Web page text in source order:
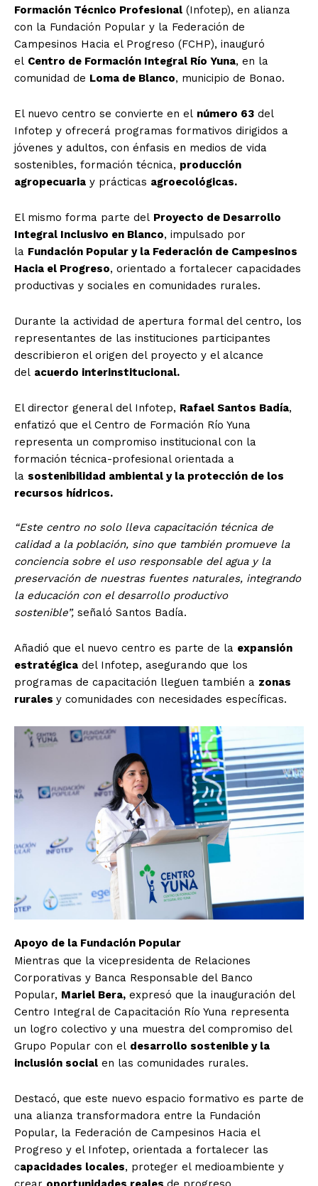
Formación Técnico Profesional (Infotep), en alianza
con la Fundación Popular y la Federación de
Campesinos Hacia el Progreso (FCHP), inauguró
el Centro de Formación Integral Río Yuna, en la
comunidad de Loma de Blanco, municipio de Bonao.
El nuevo centro se convierte en el número 63 del
Infotep y ofrecerá programas formativos dirigidos a
jóvenes y adultos, con énfasis en medios de vida
sostenibles, formación técnica, producción
agropecuaria y prácticas agroecológicas.
El mismo forma parte del Proyecto de Desarrollo
Integral Inclusivo en Blanco, impulsado por
la Fundación Popular y la Federación de Campesinos
Hacia el Progreso, orientado a fortalecer capacidades
productivas y sociales en comunidades rurales.
Durante la actividad de apertura formal del centro, los
representantes de las instituciones participantes
describieron el origen del proyecto y el alcance
del acuerdo interinstitucional.
El director general del Infotep, Rafael Santos Badía,
enfatizó que el Centro de Formación Río Yuna
representa un compromiso institucional con la
formación técnica-profesional orientada a
la sostenibilidad ambiental y la protección de los
recursos hídricos.
“Este centro no solo lleva capacitación técnica de
calidad a la población, sino que también promueve la
conciencia sobre el uso responsable del agua y la
preservación de nuestras fuentes naturales, integrando
la educación con el desarrollo productivo
sostenible”, señaló Santos Badía.
Añadió que el nuevo centro es parte de la expansión
estratégica del Infotep, asegurando que los
programas de capacitación lleguen también a zonas
rurales y comunidades con necesidades específicas.
Apoyo de la Fundación Popular
Mientras que la vicepresidenta de Relaciones
Corporativas y Banca Responsable del Banco
Popular, Mariel Bera, expresó que la inauguración del
Centro Integral de Capacitación Río Yuna representa
un logro colectivo y una muestra del compromiso del
Grupo Popular con el desarrollo sostenible y la
inclusión social en las comunidades rurales.
Destacó, que este nuevo espacio formativo es parte de
una alianza transformadora entre la Fundación
Popular, la Federación de Campesinos Hacia el
Progreso y el Infotep, orientada a fortalecer las
capacidades locales, proteger el medioambiente y